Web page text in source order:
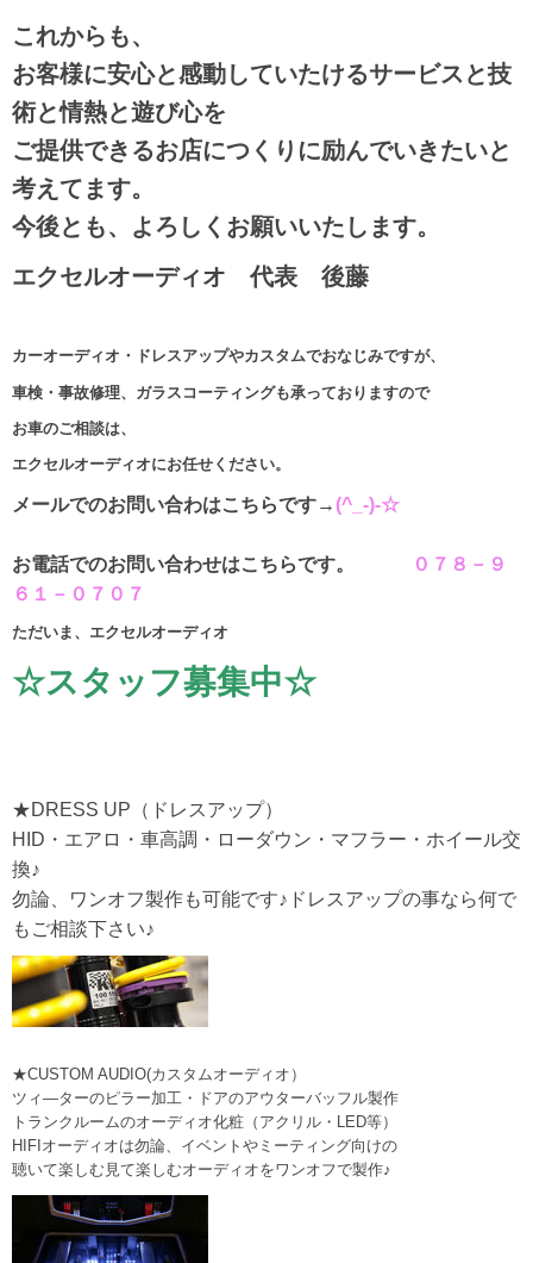
これからも、
お客様に安心と感動していたけるサービスと技
術と情熱と遊び心を
ご提供できるお店につくりに励んでいきたいと
考えてます。
今後とも、よろしくお願いいたします。
エクセルオーディオ 代表 後藤
カーオーディオ・ドレスアップやカスタムでおなじみですが、
車検・事故修理、ガラスコーティングも承っておりますので
お車のご相談は、
エクセルオーディオにお任せください。
メールでのお問い合わはこちらです→(^_-)-☆
お電話でのお問い合わせはこちらです。
０７８－９
６１－０７０７
ただいま、エクセルオーディオ
☆スタッフ募集中☆
★DRESS UP（ドレスアップ）
HID・エアロ・車高調・ローダウン・マフラー・ホイール交
換♪
勿論、ワンオフ製作も可能です♪ドレスアップの事なら何で
もご相談下さい♪
★CUSTOM AUDIO(カスタムオーディオ）
ツィ―ターのピラー加工・ドアのアウターバッフル製作
トランクルームのオーディオ化粧（アクリル・LED等）
HIFIオーディオは勿論、イベントやミーティング向けの
聴いて楽しむ見て楽しむオーディオをワンオフで製作♪